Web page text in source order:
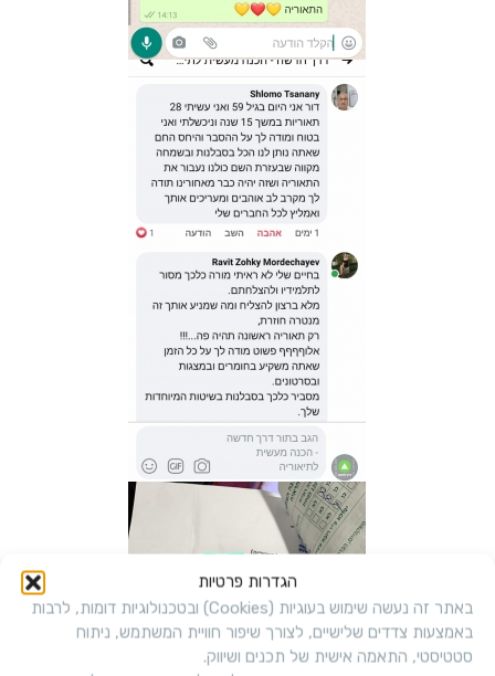
הגדרות פרטיות
באתר זה נעשה שימוש בעוגיות (Cookies) ובטכנולוגיות דומות, לרבות
באמצעות צדדים שלישיים, לצורך שיפור חוויית המשתמש, ניתוח
סטטיסטי, התאמה אישית של תכנים ושיווק.